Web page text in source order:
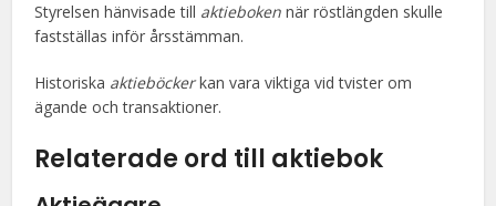
Styrelsen hänvisade till aktieboken när röstlängden skulle
fastställas inför årsstämman.
Historiska aktieböckerkan vara viktiga vid tvister om
ägande och transaktioner.
Relaterade ord till aktiebok